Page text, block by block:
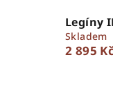
Legíny
Skladem
2 895